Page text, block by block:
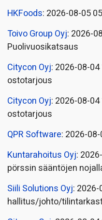
HKFoods: 2026-08-05
Toivo Group Oyj: 2026-
Puolivuosikatsaus
Citycon Oyj: 2026-08-
ostotarjous
Citycon Oyj: 2026-08-
ostotarjous
QPR Software: 2026-
Kuntarahoitus Oyj:
pörssin sääntöjen
Siili Solutions Oyj:
hallitus/johto/